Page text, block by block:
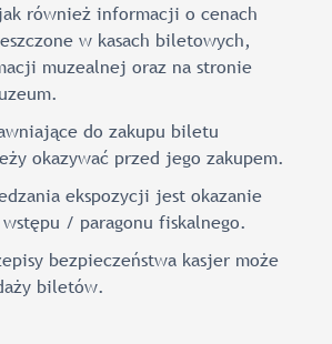
również informacji o cenach
w kasach biletowych,
muzealnej oraz na stronie
do zakupu biletu
okazywać przed jego zakupem.
ekspozycji jest okazanie
/ paragonu fiskalnego.
bezpieczeństwa kasjer może
biletów.